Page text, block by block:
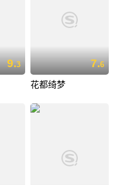
9.3 7.6
花都绮梦